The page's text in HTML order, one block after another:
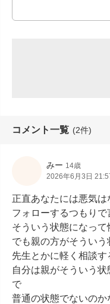
コメント一覧 (2件)
みー 14歳
2026年6月3日
正直あなたには悪気は
フォローするつもり
そういう状態になっ
でも親の方がそうい
先生とかに軽く相談
自分は親がそういう
で
普通の状態でないのか